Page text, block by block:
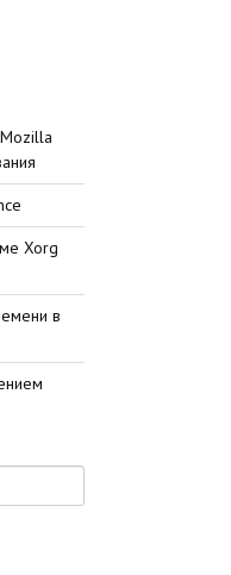
Xorg
в